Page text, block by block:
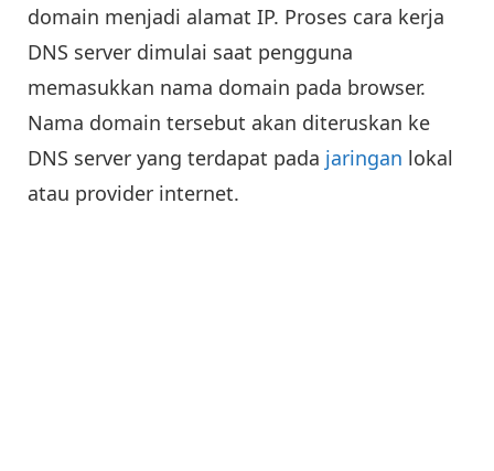
domain menjadi alamat IP. Proses cara kerja
DNS server dimulai saat pengguna
memasukkan nama domain pada browser.
Nama domain tersebut akan diteruskan ke
DNS server yang terdapat pada jaringan lokal
atau provider internet.